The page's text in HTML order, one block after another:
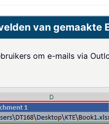
van gemaakte
om e-mails via